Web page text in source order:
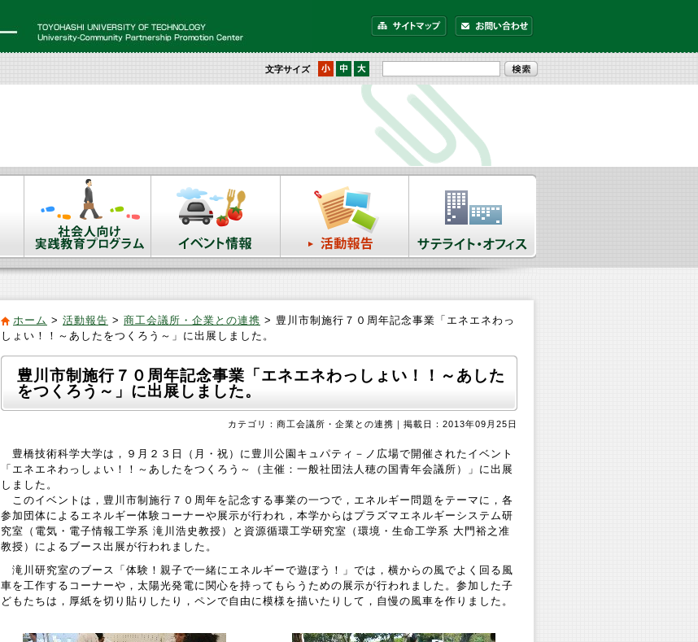
文字サイズ
ホーム > 活動報告 > 商工会議所・企業との連携 > 豊川市制施行７０周年記念事業「エネエネわっ
しょい！！～あしたをつくろう～」に出展しました。
豊川市制施行７０周年記念事業「エネエネわっしょい！！～あした
をつくろう～」に出展しました。
カテゴリ：商工会議所・企業との連携｜掲載日：2013年09月25日
豊橋技術科学大学は，９月２３日（月・祝）に豊川公園キュパティ－ノ広場で開催されたイベント
「エネエネわっしょい！！～あしたをつくろう～（主催：一般社団法人穂の国青年会議所）」に出展
しました。
このイベントは，豊川市制施行７０周年を記念する事業の一つで，エネルギー問題をテーマに，各
参加団体によるエネルギー体験コーナーや展示が行われ，本学からはプラズマエネルギーシステム研
究室（電気・電子情報工学系 滝川浩史教授）と資源循環工学研究室（環境・生命工学系 大門裕之准
教授）によるブース出展が行われました。
滝川研究室のブース「体験！親子で一緒にエネルギーで遊ぼう！」では，横からの風でよく回る風
車を工作するコーナーや，太陽光発電に関心を持ってもらうための展示が行われました。参加した子
どもたちは，厚紙を切り貼りしたり，ペンで自由に模様を描いたりして，自慢の風車を作りました。